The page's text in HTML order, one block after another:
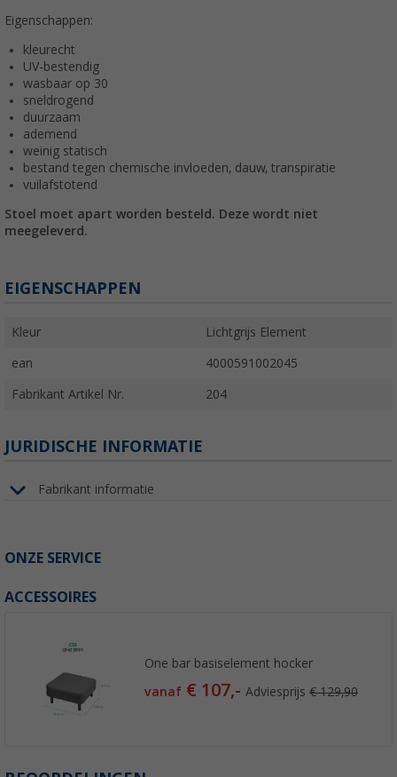
Eigenschappen:
kleurecht
UV-bestendig
wasbaar op 30
sneldrogend
duurzaam
ademend
weinig statisch
bestand tegen chemische invloeden, dauw, transpiratie
vuilafstotend
Stoel moet apart worden besteld. Deze wordt niet
meegeleverd.
EIGENSCHAPPEN
Kleur Lichtgrijs Element
ean 4000591002045
Fabrikant Artikel Nr. 204
JURIDISCHE INFORMATIE
Fabrikant informatie
ONZE SERVICE
ACCESSOIRES
One bar basiselement hocker
vanaf € 107,-Adviesprijs€ 129,90